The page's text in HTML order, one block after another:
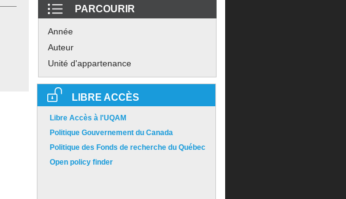
PARCOURIR
Année
Auteur
Unité d'appartenance
LIBRE ACCÈS
Libre Accès à l'UQAM
Politique Gouvernement du Canada
Politique des Fonds de recherche du Québec
Open policy finder